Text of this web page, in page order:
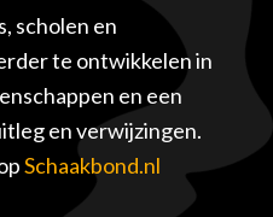
scholen en
te ontwikkelen in
en een
en verwijzingen.
Schaakbond.nl